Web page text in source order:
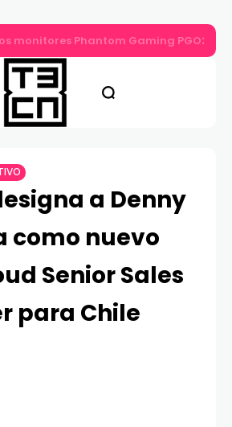
monitores Phantom Gaming
a Denny
como nuevo
Senior Sales
para Chile